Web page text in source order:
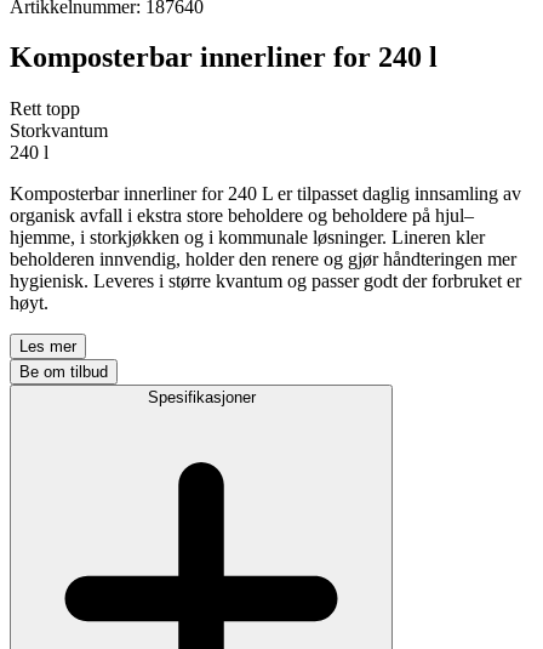
Artikkelnummer: 187640
Komposterbar innerliner for 240 l
Rett topp
Storkvantum
240 l
Komposterbar innerliner for 240 L er tilpasset daglig innsamling av
organisk avfall i ekstra store beholdere og beholdere på hjul–
hjemme, i storkjøkken og i kommunale løsninger. Lineren kler
beholderen innvendig, holder den renere og gjør håndteringen mer
hygienisk. Leveres i større kvantum og passer godt der forbruket er
høyt.
Les mer
Be om tilbud
Spesifikasjoner